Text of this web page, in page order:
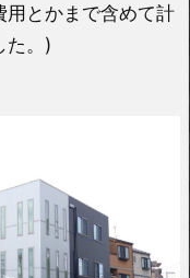
用とかまで含めて計
た。)